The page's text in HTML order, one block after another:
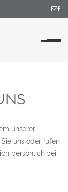
unserer
uns oder rufen
persönlich bei